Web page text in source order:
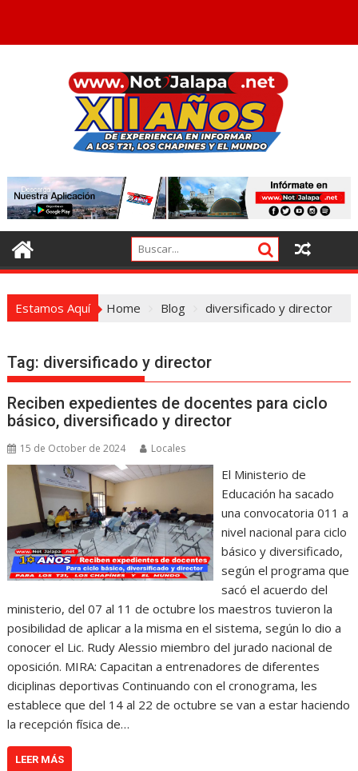
Estamos Aquí Home Blog diversificado y director
Tag: diversificado y director
Reciben expedientes de docentes para ciclo
básico, diversificado y director
15 de October de 2024 Locales
El Ministerio de
Educación ha sacado
una convocatoria 011 a
nivel nacional para ciclo
básico y diversificado,
según el programa que
sacó el acuerdo del
ministerio, del 07 al 11 de octubre los maestros tuvieron la
posibilidad de aplicar a la misma en el sistema, según lo dio a
conocer el Lic. Rudy Alessio miembro del jurado nacional de
oposición. MIRA: Capacitan a entrenadores de diferentes
diciplinas deportivas Continuando con el cronograma, les
establece que del 14 al 22 de octubre se van a estar haciendo
la recepción física de…
LEER MÁS